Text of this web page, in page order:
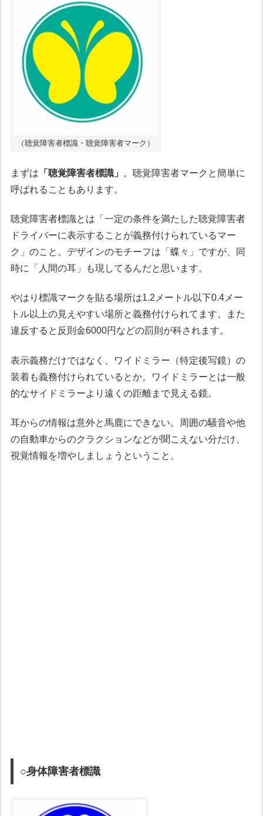
（聴覚障害者標識・聴覚障害者マーク）
まずは 「聴覚障害者標識」
。聴覚障害者マークと簡単に
呼ばれることもあります。
聴覚障害者標識とは「一定の条件を満たした聴覚障害者
ドライバーに表示することが義務付けられているマー
ク」のこと。デザインのモチーフは「蝶々」ですが、同
時に「人間の耳」も現してるんだと思います。
やはり標識マークを貼る場所は1.2メートル以下0.4メー
トル以上の見えやすい場所と義務付けられてます。また
違反すると反則金6000円などの罰則が科されます。
表示義務だけではなく、ワイドミラー（特定後写鏡）の
装着も義務付けられているとか。ワイドミラーとは一般
的なサイドミラーより遠くの距離まで見える鏡。
耳からの情報は意外と馬鹿にできない。周囲の騒音や他
の自動車からのクラクションなどが聞こえない分だけ、
視覚情報を増やしましょうということ。
○身体障害者標識